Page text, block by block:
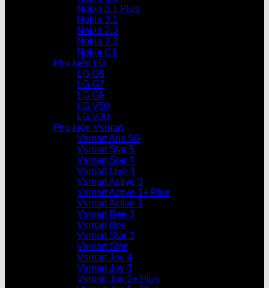
Nokia 3.1 Plus
Nokia 3.1
Nokia 2.3
Nokia 2.2
Nokia C1
Phụ kiện LG
LG G8
LG G7
LG G6
LG V50
LG V30
Phụ kiện Vsmart
Vsmart Aris 5G
Vsmart Star 5
Vsmart Star 4
Vsmart Live 4
Vsmart Active 3
Vsmart Active 1+ Plus
Vsmart Active 1
Vsmart Bee 3
Vsmart Bee
Vsmart Star 3
Vsmart Star
Vsmart Joy 4
Vsmart Joy 3
Vsmart Joy 2+ Plus